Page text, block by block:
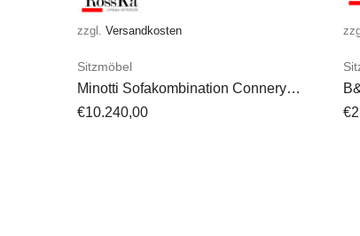
zzgl. Versandkosten
Sitzmöbel
Minotti Sofakombination Connery
Rodolfo Dordoni Stoff
€10.240,00
€